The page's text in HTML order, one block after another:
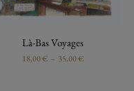
Là-Bas Voyages
18,00€ – 35,00€